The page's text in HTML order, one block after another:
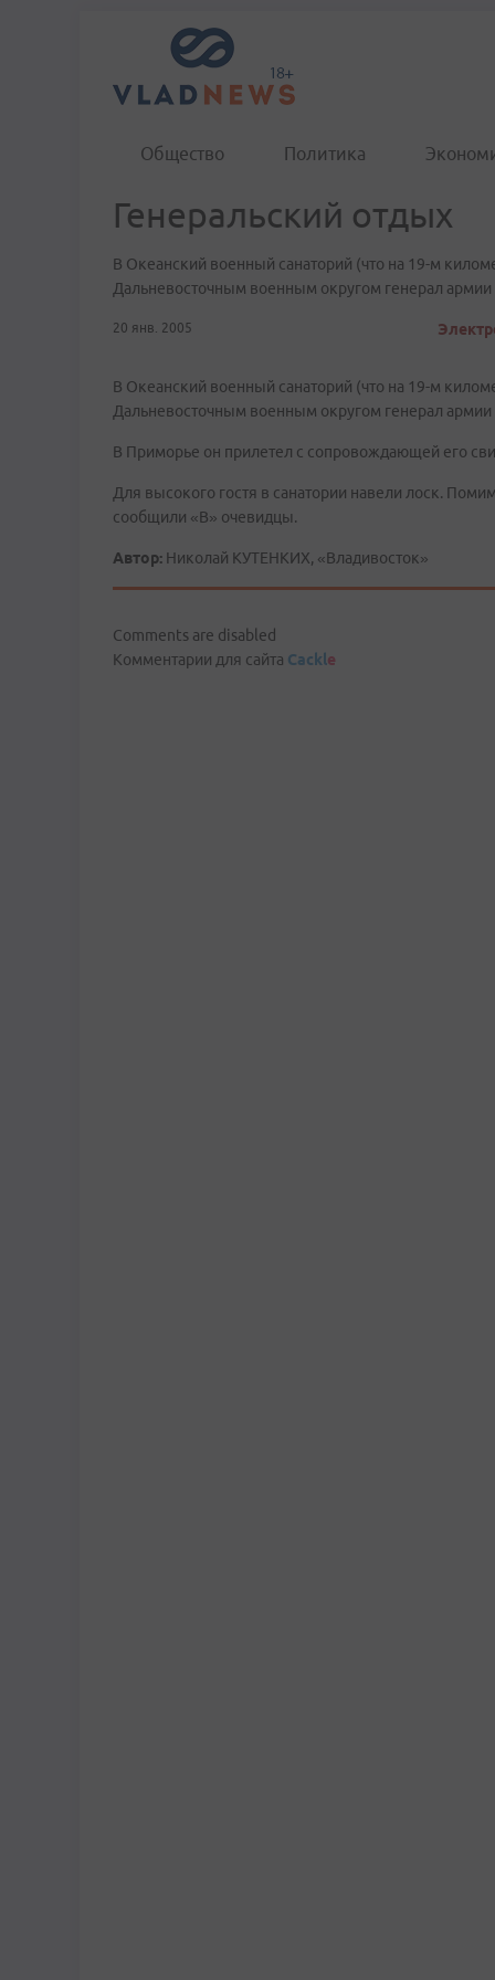
Общество Политика
Генеральский отдых
В Океанский военный санаторий (что на 19-м
Дальневосточным военным округом генерал армии
20 янв. 2005
В Океанский военный санаторий (что на 19-м
Дальневосточным военным округом генерал армии
В Приморье он прилетел с сопровождающей его
Для высокого гостя в санатории навели лоск.
сообщили «В» очевидцы.
Автор: Николай КУТЕНКИХ, «Владивосток»
Comments are disabled
Комментарии для сайта Cackle